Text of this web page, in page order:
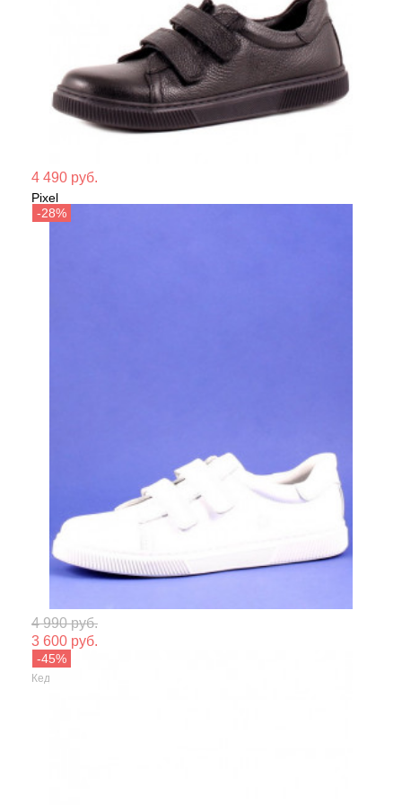
4 490 руб.
Pixel
Полуботинки
4 990 руб.
3 600 руб.
Pixel
Кеды